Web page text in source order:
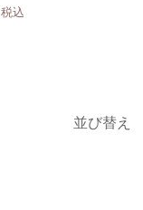
税込
並び替え